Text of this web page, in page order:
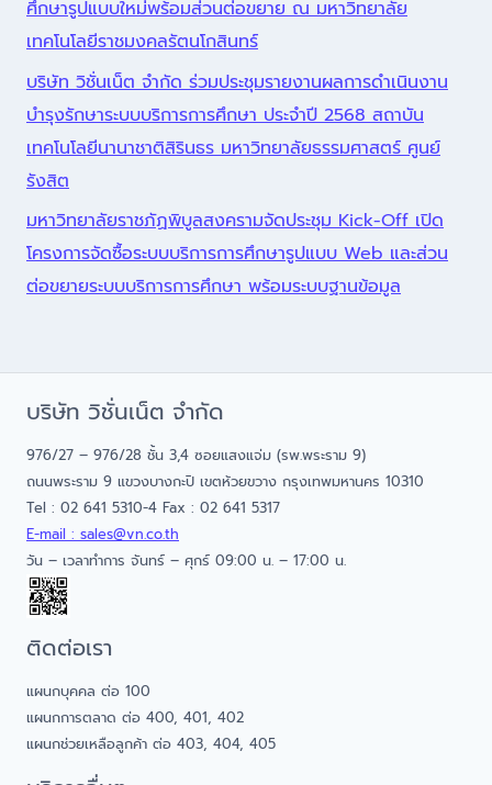
ศึกษารูปแบบใหม่พร้อมส่วนต่อขยาย ณ มหาวิทยาลัย
เทคโนโลยีราชมงคลรัตนโกสินทร์
บริษัท วิชั่นเน็ต จำกัด ร่วมประชุมรายงานผลการดำเนินงาน
บำรุงรักษาระบบบริการการศึกษา ประจำปี 2568 สถาบัน
เทคโนโลยีนานาชาติสิรินธร มหาวิทยาลัยธรรมศาสตร์ ศูนย์
รังสิต
มหาวิทยาลัยราชภัฏพิบูลสงครามจัดประชุม Kick-Off เปิด
โครงการจัดซื้อระบบบริการการศึกษารูปแบบ Web และส่วน
ต่อขยายระบบบริการการศึกษา พร้อมระบบฐานข้อมูล
บริษัท วิชั่นเน็ต จำกัด
976/27 – 976/28 ชั้น 3,4 ซอยแสงแจ่ม (รพ.พระราม 9)
ถนนพระราม 9 แขวงบางกะปิ เขตห้วยขวาง กรุงเทพมหานคร 10310
Tel : 02 641 5310-4 Fax : 02 641 5317
E-mail : sales@vn.co.th
วัน – เวลาทำการ จันทร์ – ศุกร์ 09:00 น. – 17:00 น.
ติดต่อเรา
แผนกบุคคล ต่อ 100
แผนกการตลาด ต่อ 400, 401, 402
แผนกช่วยเหลือลูกค้า ต่อ 403, 404, 405